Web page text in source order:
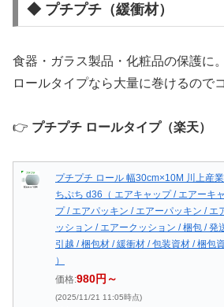
◆ プチプチ（緩衝材）
食器・ガラス製品・化粧品の保護に。
ロールタイプなら大量に巻けるので
👉 プチプチ ロールタイプ（楽天）
プチプチ ロール 幅30cm×10M 川上産
ちぷち d36（ エアキャップ / エアーキ
プ / エアパッキン / エアーパッキン / エ
ッション / エアークッション / 梱包 / 発
引越 / 梱包材 / 緩衝材 / 包装資材 / 梱包
）
価格:980円～
(2025/11/21 11:05時点)